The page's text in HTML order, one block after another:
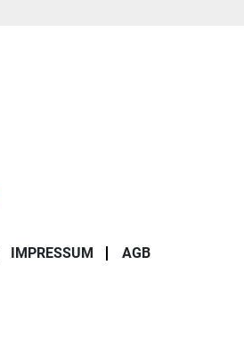
IMPRESSUM AGB